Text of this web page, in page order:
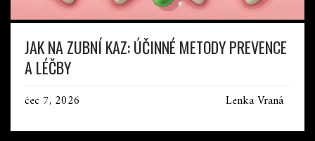
JAK NA ZUBNÍ KAZ: ÚČINNÉ METODY PREVENCE
A LÉČBY
čec 7, 2026 Lenka Vraná